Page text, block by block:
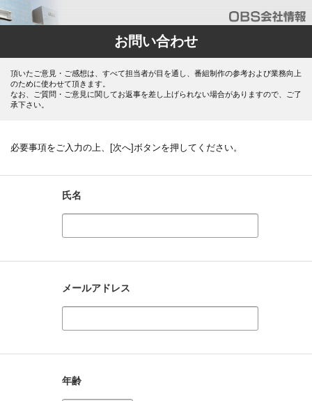
お問い合わせ
頂いたご意見・ご感想は、すべて担当者が目を通し、番組制作の参考および業務向上
のために使わせて頂きます。
なお、ご質問・ご意見に関してお返事を差し上げられない場合がありますので、ご了
承下さい。
必要事項をご入力の上、[次へ]ボタンを押してください。
氏名
メールアドレス
年齢